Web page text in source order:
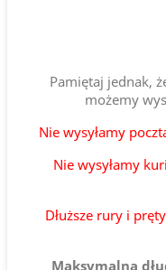
Pamiętaj jednak,
możemy
Nie wysyłamy
Nie wysyłamy
Dłuższe rury i
Maksymalna